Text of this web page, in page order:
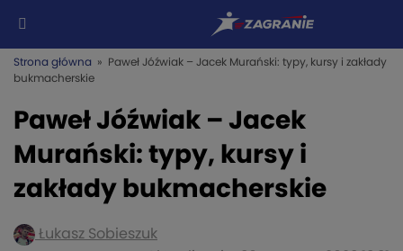
Strona główna » Paweł Jóźwiak – Jacek Murański: typy, kursy i zakłady
bukmacherskie
Paweł Jóźwiak – Jacek
Murański: typy, kursy i
zakłady bukmacherskie
Łukasz Sobieszuk